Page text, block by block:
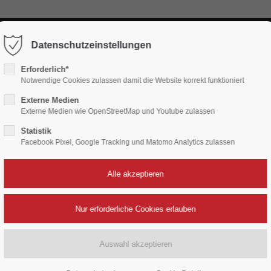
dolor sit amet:
/ 365days
Get in touch
Cybersteel Inc.
San Francisco, CA 94102
Drop us a line
info@yourdomain.com
SPORT & FREIZEIT
TEAMSPORT
Datenschutzeinstellungen
Erforderlich*
Notwendige Cookies zulassen damit die Website korrekt funktioniert
Externe Medien
Externe Medien wie OpenStreetMap und Youtube zulassen
Statistik
Facebook Pixel, Google Tracking und Matomo Analytics zulassen